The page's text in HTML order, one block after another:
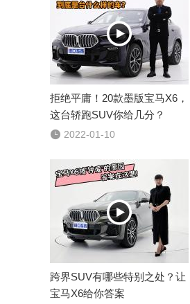

拒绝平庸！20款墨版宝马X6，
这台轿跑SUV你给几分？
 2022-01-10

跨界SUV有哪些特别之处？让
宝马X6给你答案